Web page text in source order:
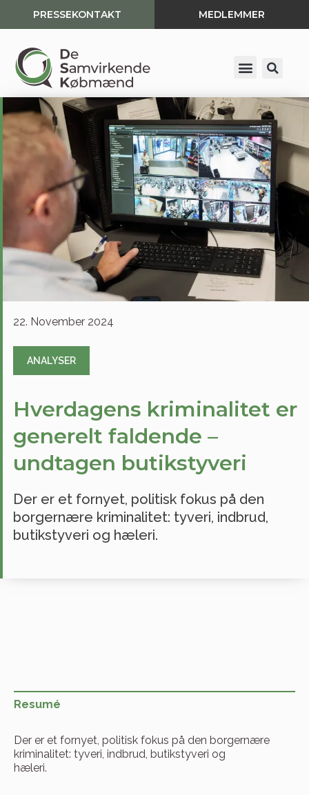
til
indhold
PRESSEKONTAKT MEDLEMMER
22. November 2024
ANALYSER
Hverdagens kriminalitet er
generelt faldende –
undtagen butikstyveri
Der er et fornyet, politisk fokus på den
borgernære kriminalitet: tyveri, indbrud,
butikstyveri og hæleri.
Resumé
Der er et fornyet, politisk fokus på den borgernære
kriminalitet: tyveri, indbrud, butikstyveri og
hæleri.